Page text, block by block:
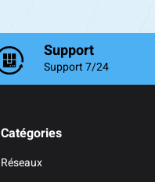
Support
Support 7/24
Catégories
Réseaux